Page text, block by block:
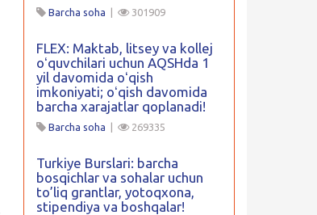
Barcha soha 301909
FLEX: Maktab, litsey va kollej
oʻquvchilari uchun AQSHda 1
yil davomida oʻqish
imkoniyati; oʻqish davomida
barcha xarajatlar qoplanadi!
Barcha soha 269335
Turkiye Burslari: barcha
bosqichlar va sohalar uchun
to’liq grantlar, yotoqxona,
stipendiya va boshqalar!